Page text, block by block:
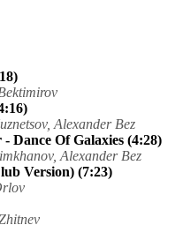
Alexander Bez
Of Galaxies (4:28)
Alexander Bez
Version) (7:23)